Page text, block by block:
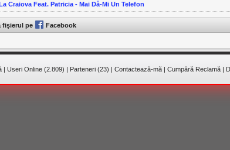
Craiova Feat. Patricia - Mai Dă-Mi Un Telefon
fişierul pe Facebook
| Useri Online (2.809) | Parteneri (23) | Contactează-mă| Cumpără Reclamă|